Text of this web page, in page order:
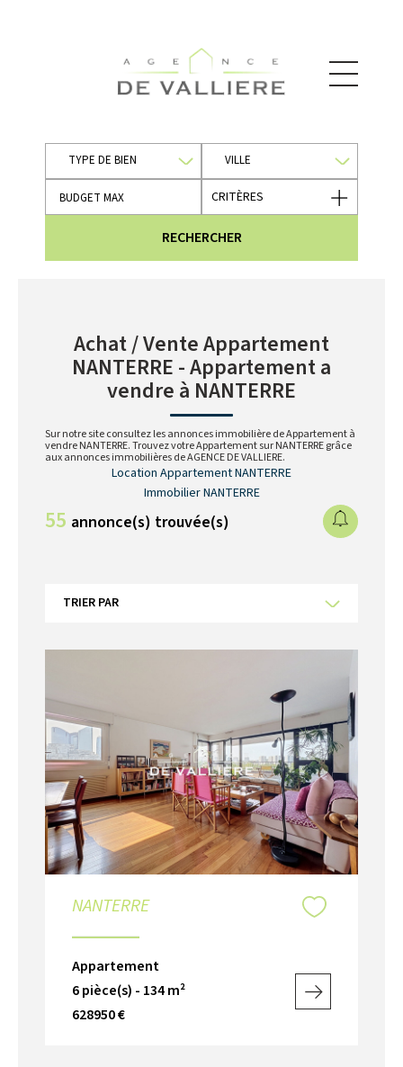
TYPE DE BIEN VILLE
CRITÈRES
RECHERCHER
Achat / Vente Appartement
NANTERRE - Appartement a
vendre à NANTERRE
Sur notre site consultez les annonces immobilière de Appartement à
vendre NANTERRE. Trouvez votre Appartement sur NANTERRE grâce
aux annonces immobilières de AGENCE DE VALLIERE.
Location Appartement NANTERRE
Immobilier NANTERRE
55 annonce(s) trouvée(s)
TRIER PAR
NANTERRE
Appartement
6 pièce(s) - 134 m²
628950 €